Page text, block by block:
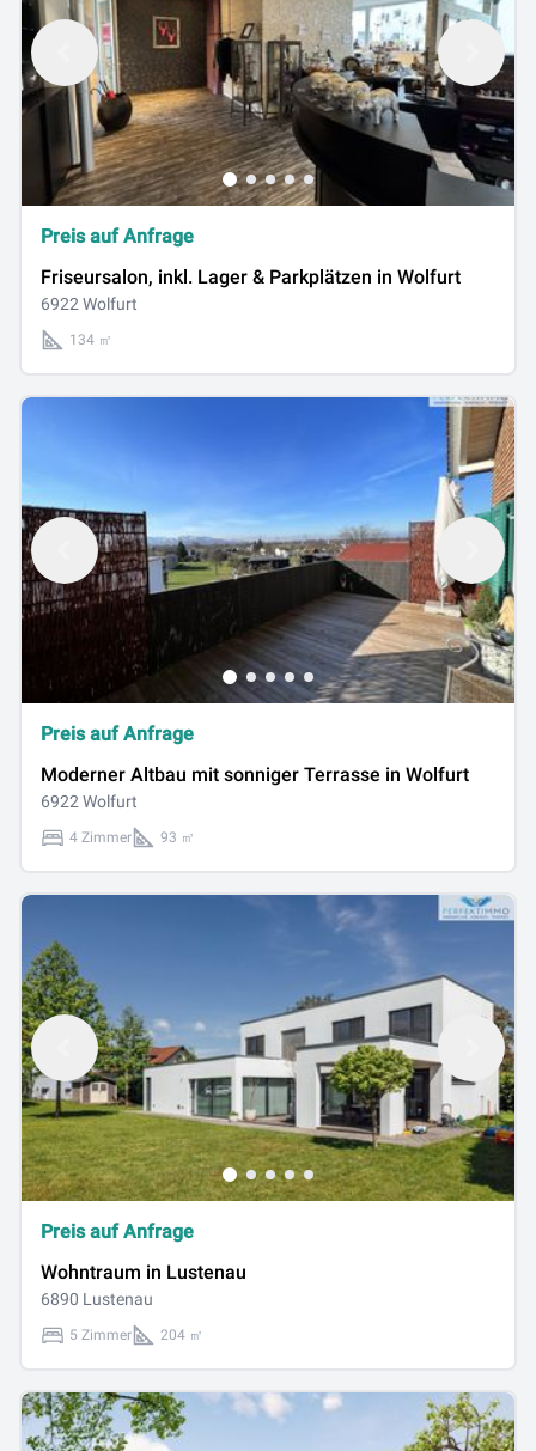
Preis auf Anfrage
Friseursalon, inkl. Lager & Parkplätzen in Wolfurt
6922 Wolfurt
134 ㎡
Preis auf Anfrage
Moderner Altbau mit sonniger Terrasse in Wolfurt
6922 Wolfurt
4 Zimmer 93 ㎡
Preis auf Anfrage
Wohntraum in Lustenau
6890 Lustenau
5 Zimmer 204 ㎡